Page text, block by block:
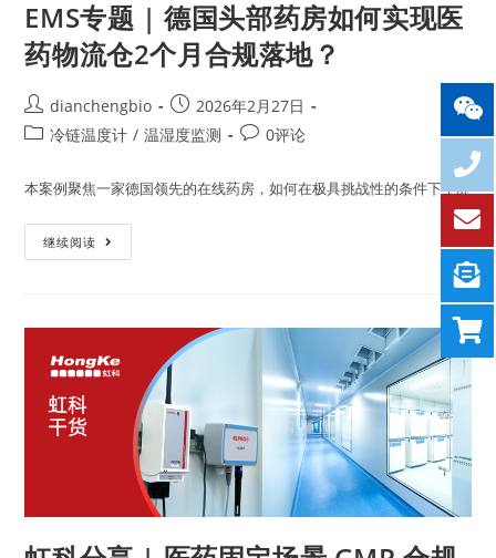
EMS专题 | 德国头部药房如何实现医
药物流仓2个月合规落地？
dianchengbio
2026年2月27日
冷链温度计 / 温湿度监测 0评论
本案例聚焦一家德国领先的在线药房，如何在极具挑战性的条件下，…
继续阅读